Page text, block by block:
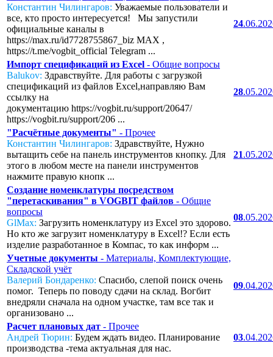
Константин Чилингаров: Уважаемые пользователи и
все, кто просто интересуется! Мы запустили
официальные каналы в
https://max.ru/id7728755867_biz MAX ,
https://t.me/vogbit_official Telegram ...
24
Импорт спецификаций из Excel - Общие вопросы
Balukov: Здравствуйте. Для работы с загрузкой
спецификаций из файлов Excel,направляю Вам
ссылку на
документацию https://vogbit.ru/support/20647/
https://vogbit.ru/support/206 ...
28
"Расчётные документы" - Прочее
Константин Чилингаров: Здравствуйте, Нужно
вытащить себе на панель инструментов кнопку. Для
этого в любом месте на панели инструментов
нажмите правую кнопк ...
21
Создание номенклатуры посредством
"перетаскивания" в VOGBIT файлов - Общие
вопросы
GlMax: Загрузить номенклатуру из Excel это здорово.
Но кто же загрузит номенклатуру в Excel!? Если есть
изделие разработанное в Компас, то как информ ...
08
Учетные документы - Материалы, Комплектующие,
Складской учёт
Валерий Бондаренко: Спасибо, слепой поиск очень
помог. Теперь по поводу сдачи на склад. Вогбит
внедряли сначала на одном участке, там все так и
организовано ...
09
Расчет плановых дат - Прочее
Андрей Тюрин: Будем ждать видео. Планирование
производства -тема актуальная для нас.
03